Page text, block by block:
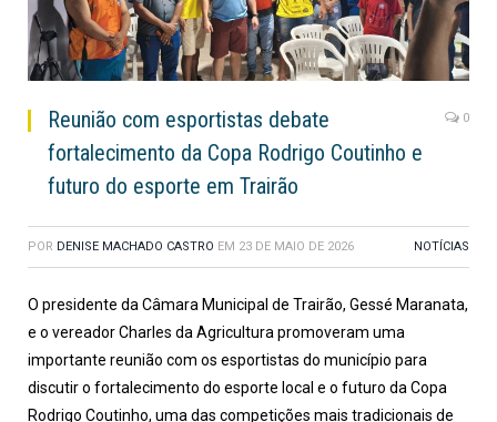
Reunião com esportistas debate
fortalecimento da Copa Rodrigo Coutinho e
futuro do esporte em Trairão
0
POR DENISE MACHADO CASTRO EM 23 DE MAIO DE 2026 NOTÍCIAS
O presidente da Câmara Municipal de Trairão, Gessé Maranata,
e o vereadorCharles da Agricultura promoveram uma
importante reunião com os esportistas do município para
discutir o fortalecimento do esporte local e o futuro da Copa
Rodrigo Coutinho, uma das competições mais tradicionais de